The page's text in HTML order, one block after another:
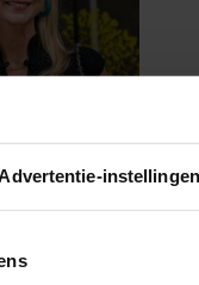
Advertentie-instellingen